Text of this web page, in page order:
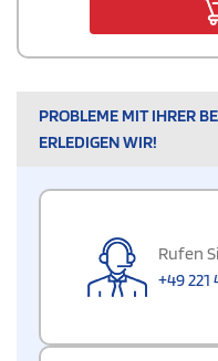
PROBLEME MIT IHRER
ERLEDIGEN WIR!
Rufen
+49 221